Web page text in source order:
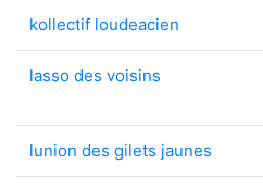
kollectif loudeacien
lasso des voisins
lunion des gilets jaunes